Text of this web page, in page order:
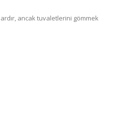
ancak tuvaletlerini gömmek